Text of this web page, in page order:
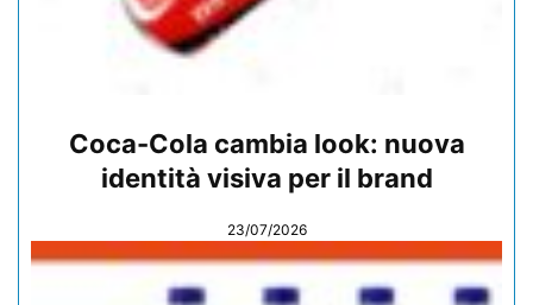
Coca-Cola cambia look: nuova
identità visiva per il brand
23/07/2026